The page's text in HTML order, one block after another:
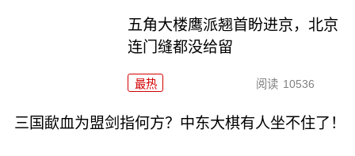
五角大楼鹰派翘首盼进京，北京
连门缝都没给留
最热 阅读 10536
三国歃血为盟剑指何方？中东大棋有人坐不住了！